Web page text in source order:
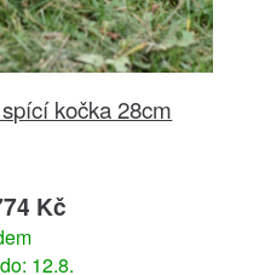
kočka 28cm
Kč
12.8.